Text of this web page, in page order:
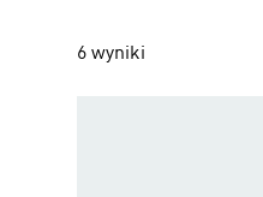
6 wyniki